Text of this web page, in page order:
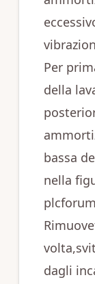
Per
della
bassa
nella
dagli